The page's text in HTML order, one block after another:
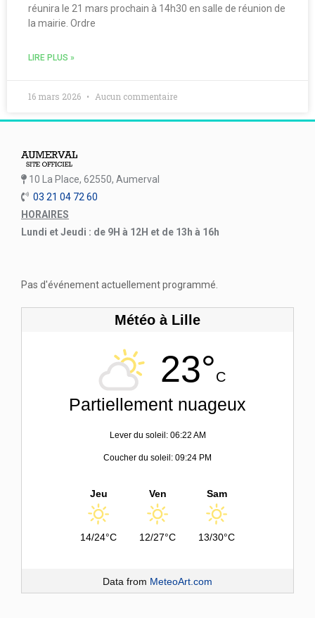
réunira le 21 mars prochain à 14h30 en salle de réunion de
la mairie. Ordre
LIRE PLUS »
16 mars 2026 Aucun commentaire
10 La Place, 62550, Aumerval
03 21 04 72 60
HORAIRES
Lundi et Jeudi : de 9H à 12H et de 13h à 16h
Pas d'événement actuellement programmé.
Météo à Lille
23°C
Partiellement nuageux
Lever du soleil: 06:22 AM
Coucher du soleil: 09:24 PM
Jeu
14/24°C
Ven
12/27°C
Sam
13/30°C
Data from MeteoArt.com